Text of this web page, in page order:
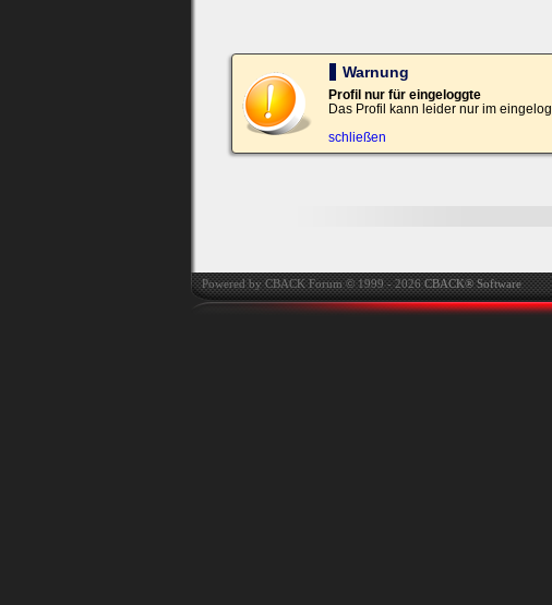
Bei jedem Besuch
automatisch einloggen.
Warnung
Profil nur für eingeloggte
Das Profil kann leider nur im
schließen
Powered by CBACK Forum © 1999 - 2026CBACK® Software